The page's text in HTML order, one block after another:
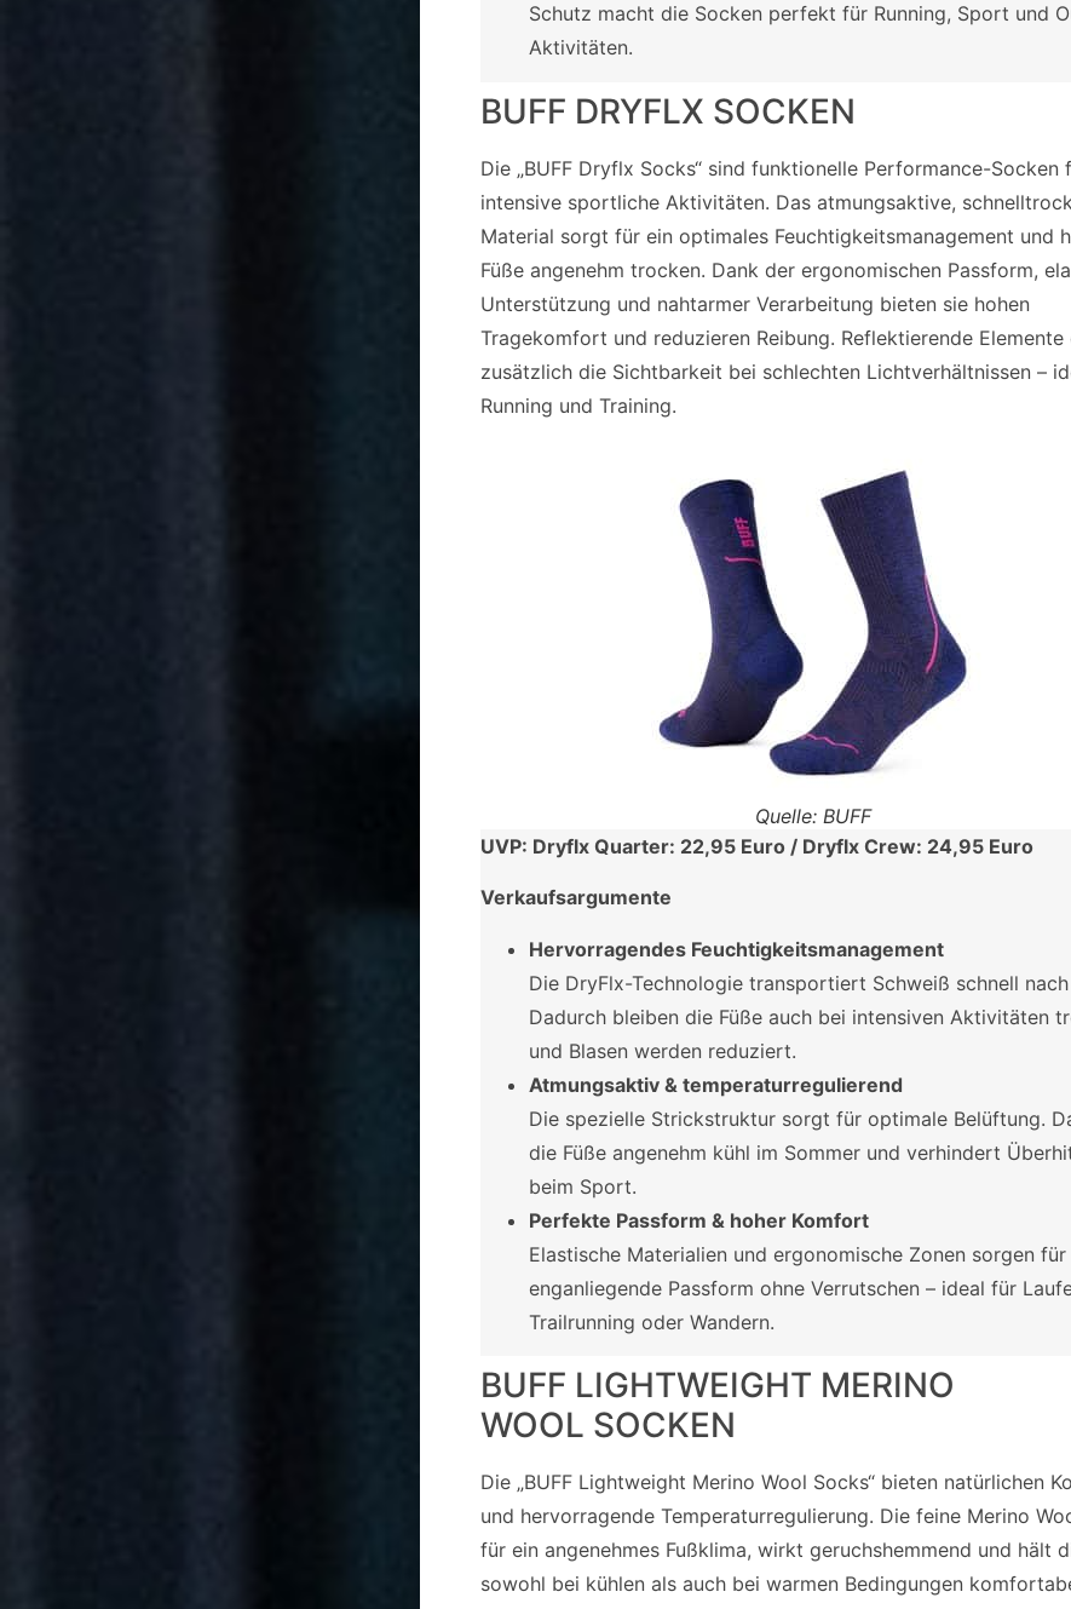
Schutz macht die Socken perfekt für Running, Sport und
Aktivitäten.
BUFF DRYFLX SOCKEN
Die „BUFF Dryflx Socks“ sind funktionelle Performance-Socken
intensive sportliche Aktivitäten. Das atmungsaktive,
Material sorgt für ein optimales Feuchtigkeitsmanagement und
Füße angenehm trocken. Dank der ergonomischen Passform,
Unterstützung und nahtarmer Verarbeitung bieten sie hohen
Tragekomfort und reduzieren Reibung. Reflektierende Elemente
zusätzlich die Sichtbarkeit bei schlechten Lichtverhältnissen –
Running und Training.
Quelle: BUFF
UVP: Dryflx Quarter: 22,95 Euro / Dryflx Crew: 24,95 Euro
Verkaufsargumente
Hervorragendes Feuchtigkeitsmanagement
Die DryFlx-Technologie transportiert Schweiß schnell nach
Dadurch bleiben die Füße auch bei intensiven Aktivitäten
und Blasen werden reduziert.
Atmungsaktiv & temperaturregulierend
Die spezielle Strickstruktur sorgt für optimale Belüftung.
die Füße angenehm kühl im Sommer und verhindert
beim Sport.
Perfekte Passform & hoher Komfort
Elastische Materialien und ergonomische Zonen sorgen für
enganliegende Passform ohne Verrutschen – ideal für
Trailrunning oder Wandern.
BUFF LIGHTWEIGHT MERINO
WOOL SOCKEN
Die „BUFF Lightweight Merino Wool Socks“ bieten natürlichen
und hervorragende Temperaturregulierung. Die feine Merino
für ein angenehmes Fußklima, wirkt geruchshemmend und hält
sowohl bei kühlen als auch bei warmen Bedingungen